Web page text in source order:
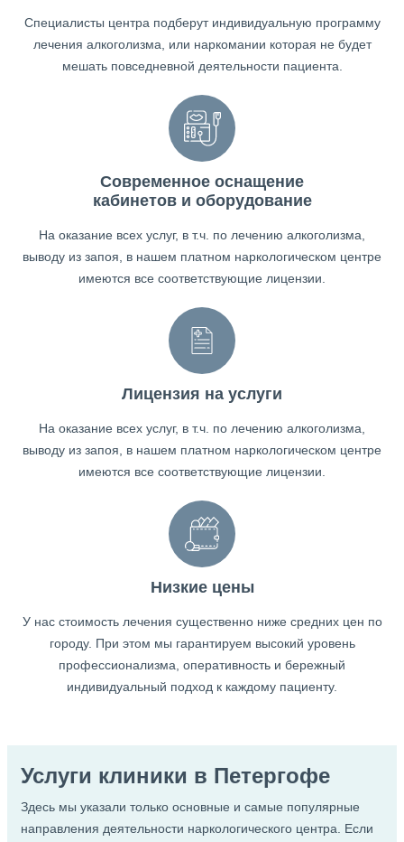
Специалисты центра подберут индивидуальную программу
лечения алкоголизма, или наркомании которая не будет
мешать повседневной деятельности пациента.
Современное оснащение
кабинетов и оборудование
На оказание всех услуг, в т.ч. по лечению алкоголизма,
выводу из запоя, в нашем платном наркологическом центре
имеются все соответствующие лицензии.
Лицензия на услуги
На оказание всех услуг, в т.ч. по лечению алкоголизма,
выводу из запоя, в нашем платном наркологическом центре
имеются все соответствующие лицензии.
Низкие цены
У нас стоимость лечения существенно ниже средних цен по
городу. При этом мы гарантируем высокий уровень
профессионализма, оперативность и бережный
индивидуальный подход к каждому пациенту.
Услуги клиники в Петергофе
Здесь мы указали только основные и самые популярные
направления деятельности наркологического центра. Если